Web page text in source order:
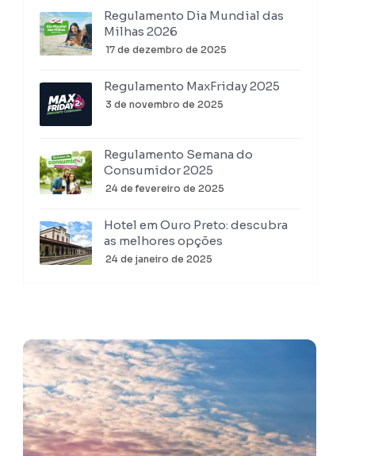
Regulamento Dia Mundial das
Milhas 2026
17 de dezembro de 2025
Regulamento MaxFriday 2025
3 de novembro de 2025
Regulamento Semana do
Consumidor 2025
24 de fevereiro de 2025
Hotel em Ouro Preto: descubra
as melhores opções
24 de janeiro de 2025